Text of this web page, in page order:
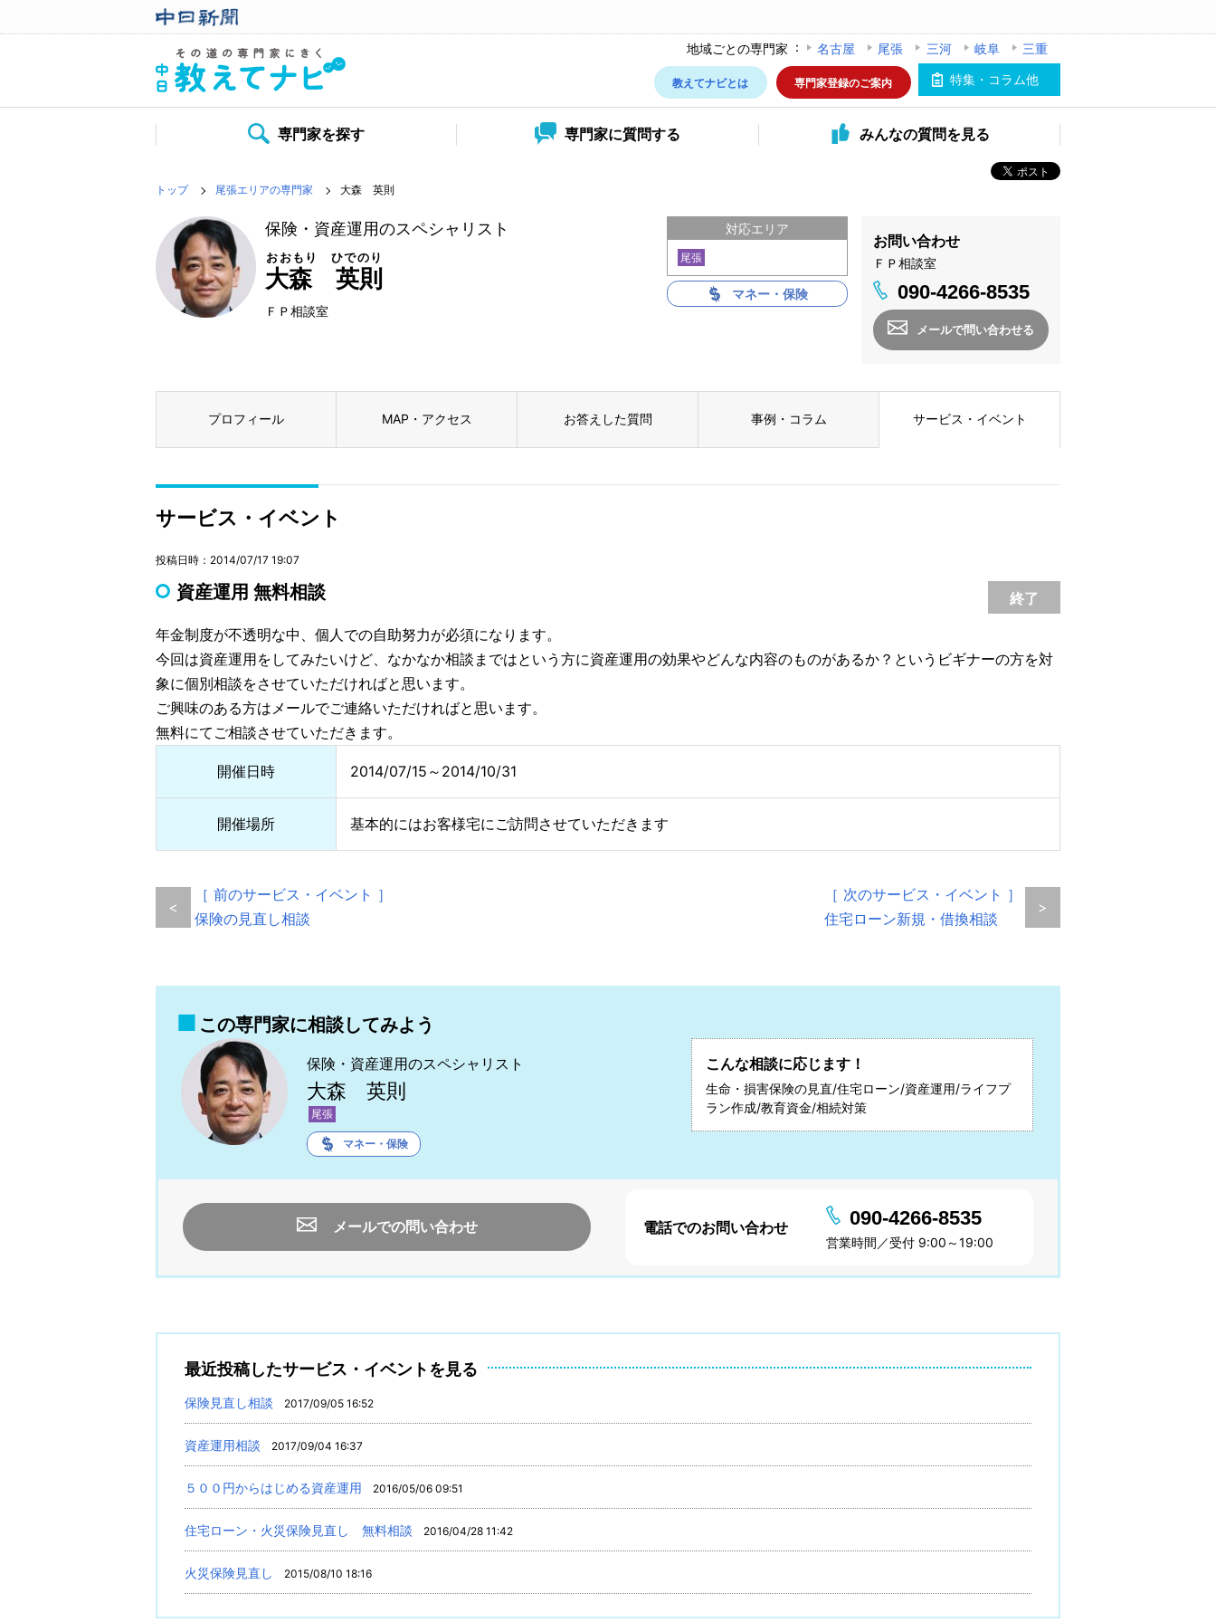
地域ごとの専門家 名古屋 尾張 三河 岐阜
三重
特集・コラム他
教えてナビとは 専門家登録のご案内
専門家を探す 専門家に質問する みんなの質問を見る
トップ 尾張エリアの専門家 大森 英則
保険・資産運用のスペシャリスト
大森 英則
おおもり ひでのり
ＦＰ相談室
お問い合わせ
ＦＰ相談室
090-4266-8535
メールで問い合わせる
対応エリア
尾張
マネー・保険
プロフィール MAP・アクセス お答えした質問 事例・コラム サービス・イベント
サービス・イベント
投稿日時：2014/07/17 19:07
資産運用 無料相談
終了
年金制度が不透明な中、個人での自助努力が必須になります。
今回は資産運用をしてみたいけど、なかなか相談まではという方に資産運用の効果やどんな内容のものがあるか？というビギナーの方を対
象に個別相談をさせていただければと思います。
ご興味のある方はメールでご連絡いただければと思います。
無料にてご相談させていただきます。
開催日時 2014/07/15～2014/10/31
開催場所 基本的にはお客様宅にご訪問させていただきます
<
［ 前のサービス・イベント ］
保険の見直し相談
［ 次のサービス・イベント ］
住宅ローン新規・借換相談
>
この専門家に相談してみよう
保険・資産運用のスペシャリスト
大森 英則
尾張
マネー・保険
こんな相談に応じます！
生命・損害保険の見直/住宅ローン/資産運用/ライフプ
ラン作成/教育資金/相続対策
メールでの問い合わせ 電話でのお問い合わせ 090-4266-8535
営業時間／受付 9:00～19:00
最近投稿したサービス・イベントを見る
保険見直し相談 2017/09/05 16:52
資産運用相談 2017/09/04 16:37
５００円からはじめる資産運用 2016/05/06 09:51
住宅ローン・火災保険見直し 無料相談 2016/04/28 11:42
火災保険見直し 2015/08/10 18:16